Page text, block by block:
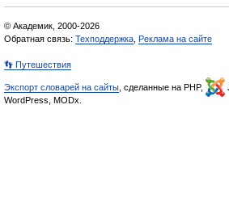
© Академик, 2000-2026
Обратная связь: Техподдержка Реклама на сайте
👣 Путешествия
Экспорт словарей на сайты , сделанные на PHP,
WordPress, MODx.